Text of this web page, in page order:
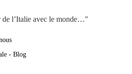
de l’Italie avec le monde…"
- Blog